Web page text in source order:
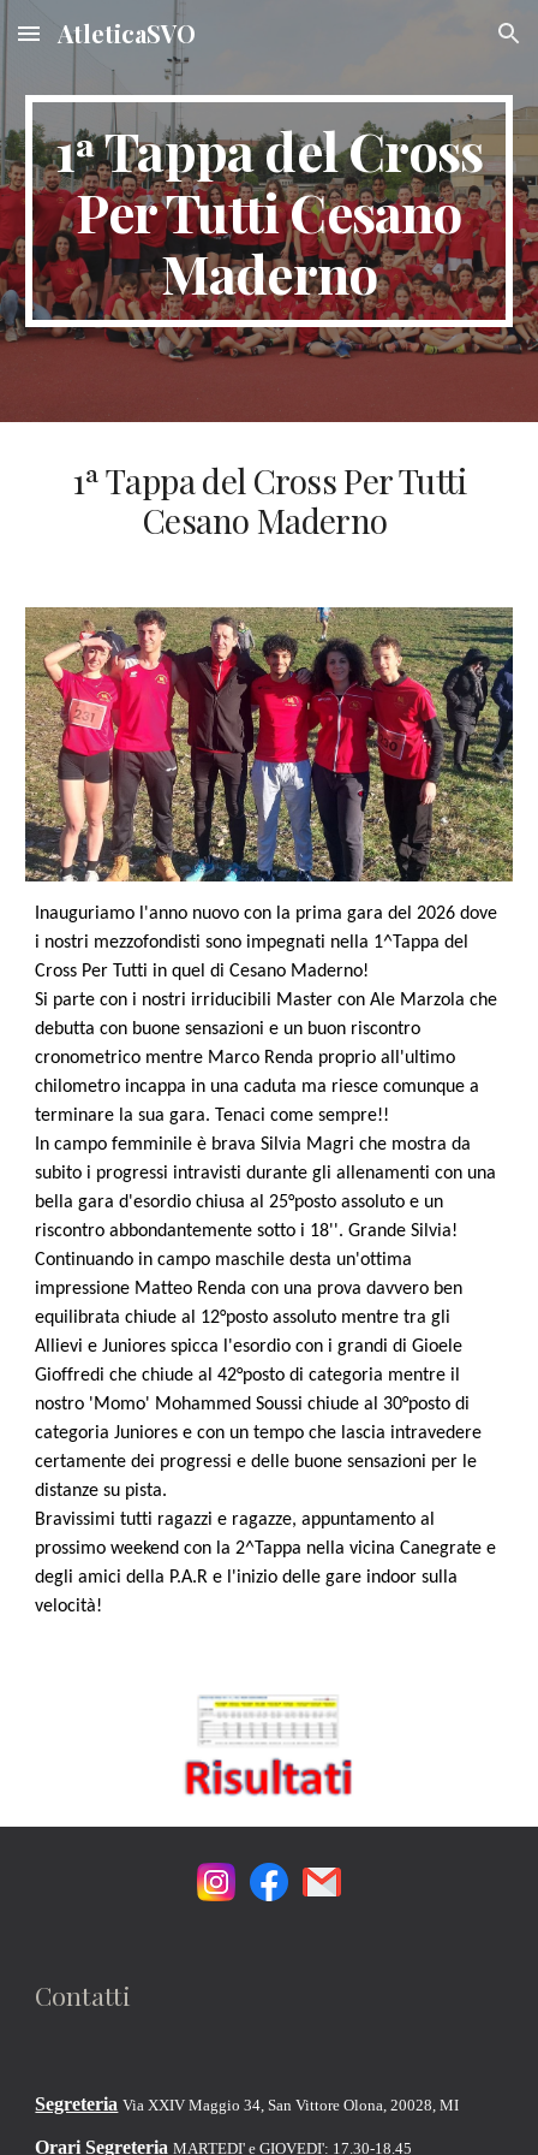
Skip to main content Skip to navigation
AtleticaSVO
1ªTappa del Cross
Per Tutti Cesano
Maderno
1ª Tappa del Cross Per Tutti
Cesano Maderno
Inauguriamo l'anno nuovo con la prima gara del 2026 dove
i nostri mezzofondisti sono impegnati nella 1^Tappa del
Cross Per Tutti in quel di Cesano Maderno!
Si parte con i nostri irriducibili Master con Ale Marzola che
debutta con buone sensazioni e un buon riscontro
cronometrico mentre Marco Renda proprio all'ultimo
chilometro incappa in una caduta ma riesce comunque a
terminare la sua gara. Tenaci come sempre!!
In campo femminile è brava Silvia Magri che mostra da
subito i progressi intravisti durante gli allenamenti con una
bella gara d'esordio chiusa al 25°posto assoluto e un
riscontro abbondantemente sotto i 18''. Grande Silvia!
Continuando in campo maschile desta un'ottima
impressione Matteo Renda con una prova davvero ben
equilibrata chiude al 12°posto assoluto mentre tra gli
Allievi e Juniores spicca l'esordio con i grandi di Gioele
Gioffredi che chiude al 42°posto di categoria mentre il
nostro 'Momo' Mohammed Soussi chiude al 30°posto di
categoria Juniores e con un tempo che lascia intravedere
certamente dei progressi e delle buone sensazioni per le
distanze su pista.
Bravissimi tutti ragazzi e ragazze, appuntamento al
prossimo weekend con la 2^Tappa nella vicina Canegrate e
degli amici della P.A.R e l'inizio delle gare indoor sulla
velocità!
Contatti
Segreteria Via XXIV Maggio 34, San Vittore Olona, 20028, MI
Orari Segreteria MARTEDI' e GIOVEDI': 17.30-18.45